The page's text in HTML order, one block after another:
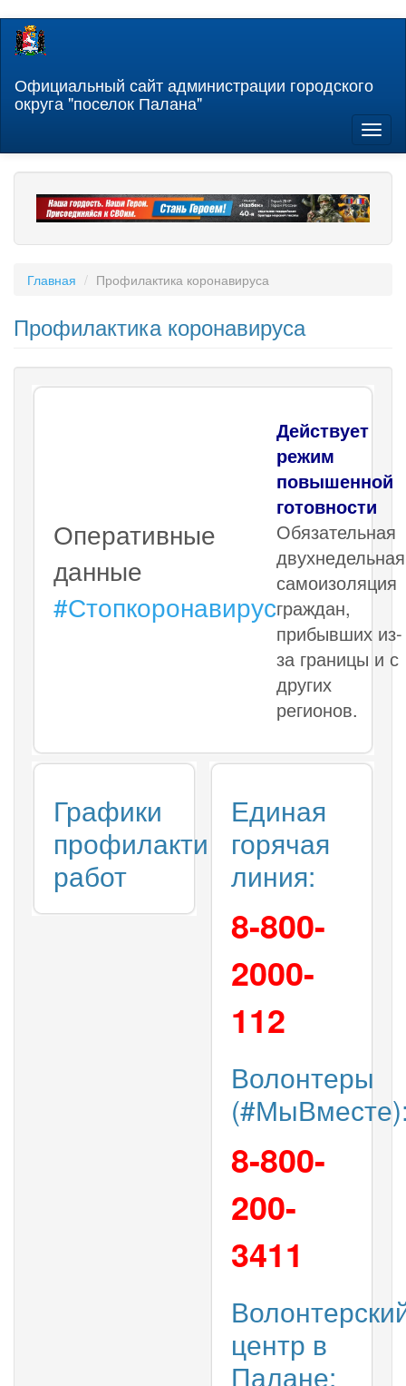
Перейти
содержанию
Официальный сайт администрации городского
округа "поселок Палана"
Главная Профилактика коронавируса
Профилактика коронавируса
Оперативные
данные
#Стопкоронавирус
Действует
режим
повышенной
готовности
Обязательная
двухнедельная
самоизоляция
граждан,
прибывших из-
за границы и с
других
регионов.
Графики
профилактических
работ
Единая
горячая
линия:
8-800-
2000-
112
Волонтеры
8-800-
200-
3411
центр в
Палане: